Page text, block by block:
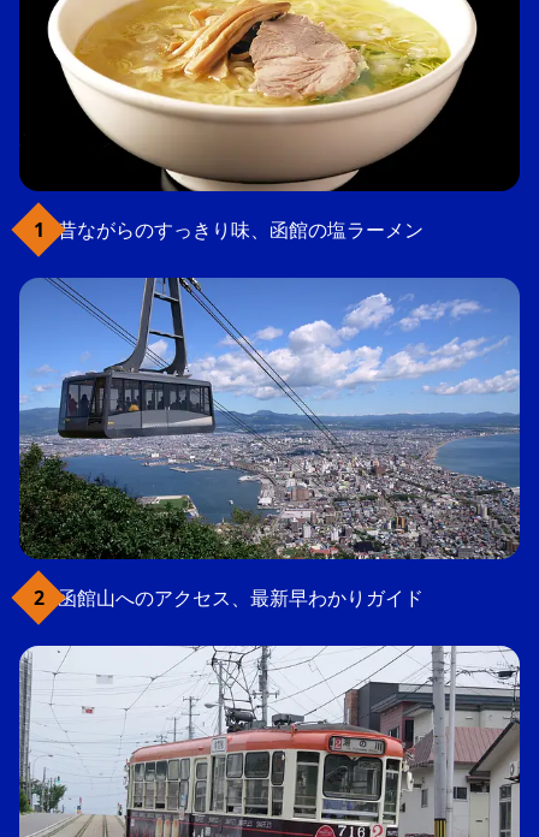
昔ながらのすっきり味、函館の塩ラーメン
函館山へのアクセス、最新早わかりガイド